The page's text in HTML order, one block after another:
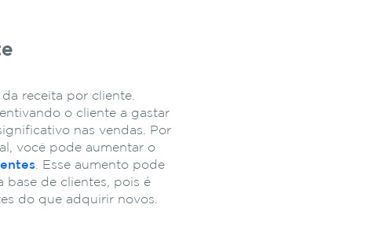
receita por cliente.
o cliente a gastar
nas vendas. Por
você pode aumentar o
. Esse aumento pode
base de clientes, pois é
do que adquirir novos.